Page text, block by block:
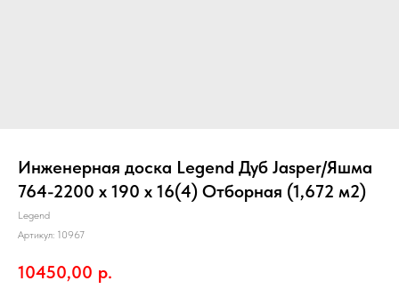
Инженерная доска Legend Дуб Jasper/Яшма
764-2200 х 190 х 16(4) Отборная (1,672 м2)
Legend
Артикул: 10967
10450,00 р.